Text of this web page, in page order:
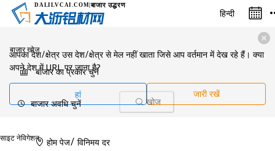
DALILVCAI .COM |बाजार उद्धरण
हिन्दी
बाजार खोज
बाजार का प्रकार चुनें
बाजार अवधि चुनें खोज
साइट नेविगेशन
आपका देश/क्षेत्र उस देश/क्षेत्र से मेल नहीं खाता जिसे आप वर्तमान में देख रहे हैं। क्या
अपने देश में URL पर जाना है?
हां
जारी रखें
होम पेज/ विनिमय दर